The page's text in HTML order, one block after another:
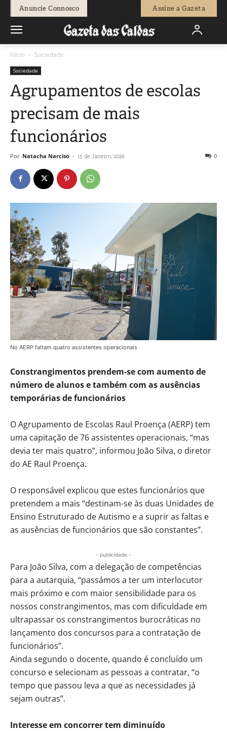
Anuncie Connosco Assine a Gazeta
Início Sociedade
Sociedade
Agrupamentos de escolas
precisam de mais
funcionários
Por Natacha Narciso - 15 de Janeiro, 2026 0
No AERP faltam quatro assistentes operacionais
Constrangimentos prendem-se com aumento de
número de alunos e também com as ausências
temporárias de funcionários
O Agrupamento de Escolas Raul Proença (AERP) tem
uma capitação de 76 assistentes operacionais, “mas
devia ter mais quatro”, informou João Silva, o diretor
do AE Raul Proença.
O responsável explicou que estes funcionários que
pretendem a mais “destinam-se às duas Unidades de
Ensino Estruturado de Autismo e a suprir as faltas e
as ausências de funcionários que são constantes”.
- publicidade -
Para João Silva, com a delegação de competências
para a autarquia, “passámos a ter um interlocutor
mais próximo e com maior sensibilidade para os
nossos constrangimentos, mas com dificuldade em
ultrapassar os constrangimentos burocráticas no
lançamento dos concursos para a contratação de
funcionários”.
Ainda segundo o docente, quando é concluído um
concurso e selecionam as pessoas a contratar, “o
tempo que passou leva a que as necessidades já
sejam outras”.
Interesse em concorrer tem diminuído